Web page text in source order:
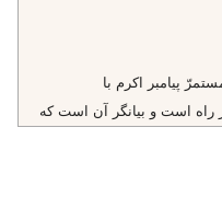
پيامبر اكرم با
است و بيانگر آن است كه